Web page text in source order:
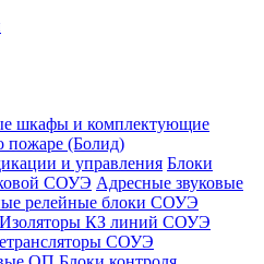
шкафы и комплектующие
пожаре (Болид)
и управления Блоки
СОУЭ Адресные звуковые
релейные блоки СОУЭ
Изоляторы КЗ линий СОУЭ
СОУЭ